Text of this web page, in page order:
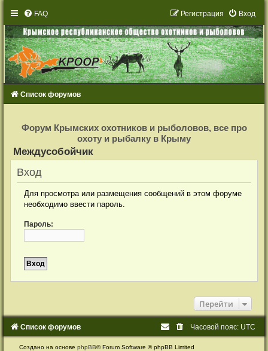
FAQ Вход
Регистрация
Список форумов
с
т
р
а
ц
и
Форум Крымских охотников и рыболовов, все про
охоту и рыбалку в Крыму
Междусобойчик
Вход
Для просмотра или размещения сообщений в этом форуме
необходимо ввести пароль.
Пароль:
Перейти
Список форумов Часовой пояс: UTC
Создано на основеphpBB® Forum Software © phpBB Limited